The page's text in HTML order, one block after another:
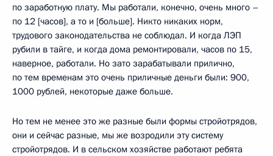
по заработную плату. Мы работали, конечно, очень много –
по 12 [часов], а то и [больше]. Никто никаких норм,
трудового законодательства не соблюдал. И когда ЛЭП
рубили в тайге, и когда дома ремонтировали, часов по 15,
наверное, работали. Но зато зарабатывали прилично,
по тем временам это очень приличные деньги были: 900,
1000 рублей, некоторые даже больше.
Но тем не менее это же разные были формы стройотрядов,
они и сейчас разные, мы же возродили эту систему
стройотрядов. И в сельском хозяйстве работают ребята